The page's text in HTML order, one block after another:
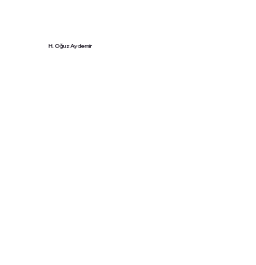
H. Oğuz Aydemir